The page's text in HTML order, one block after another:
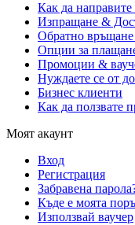
Как да направите
Изпращане &
Обратно връщане
Опции за
Промоции &
Нуждаете се от
Бизнес клиенти
Как да ползвате
Моят акаунт
Вход
Регистрация
Забравена
Къде е моята
Използвай ваучер